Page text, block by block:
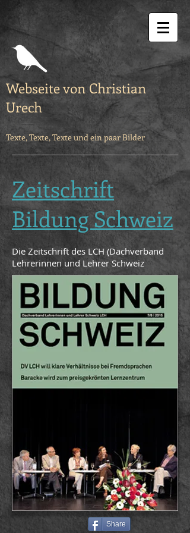
Webseite von Christian
Urech
Texte, Texte, Texte und ein paar Bilder
Zeitschrift
Bildung Schweiz
Die Zeitschrift des LCH (Dachverband
Lehrerinnen und Lehrer Schweiz
Share